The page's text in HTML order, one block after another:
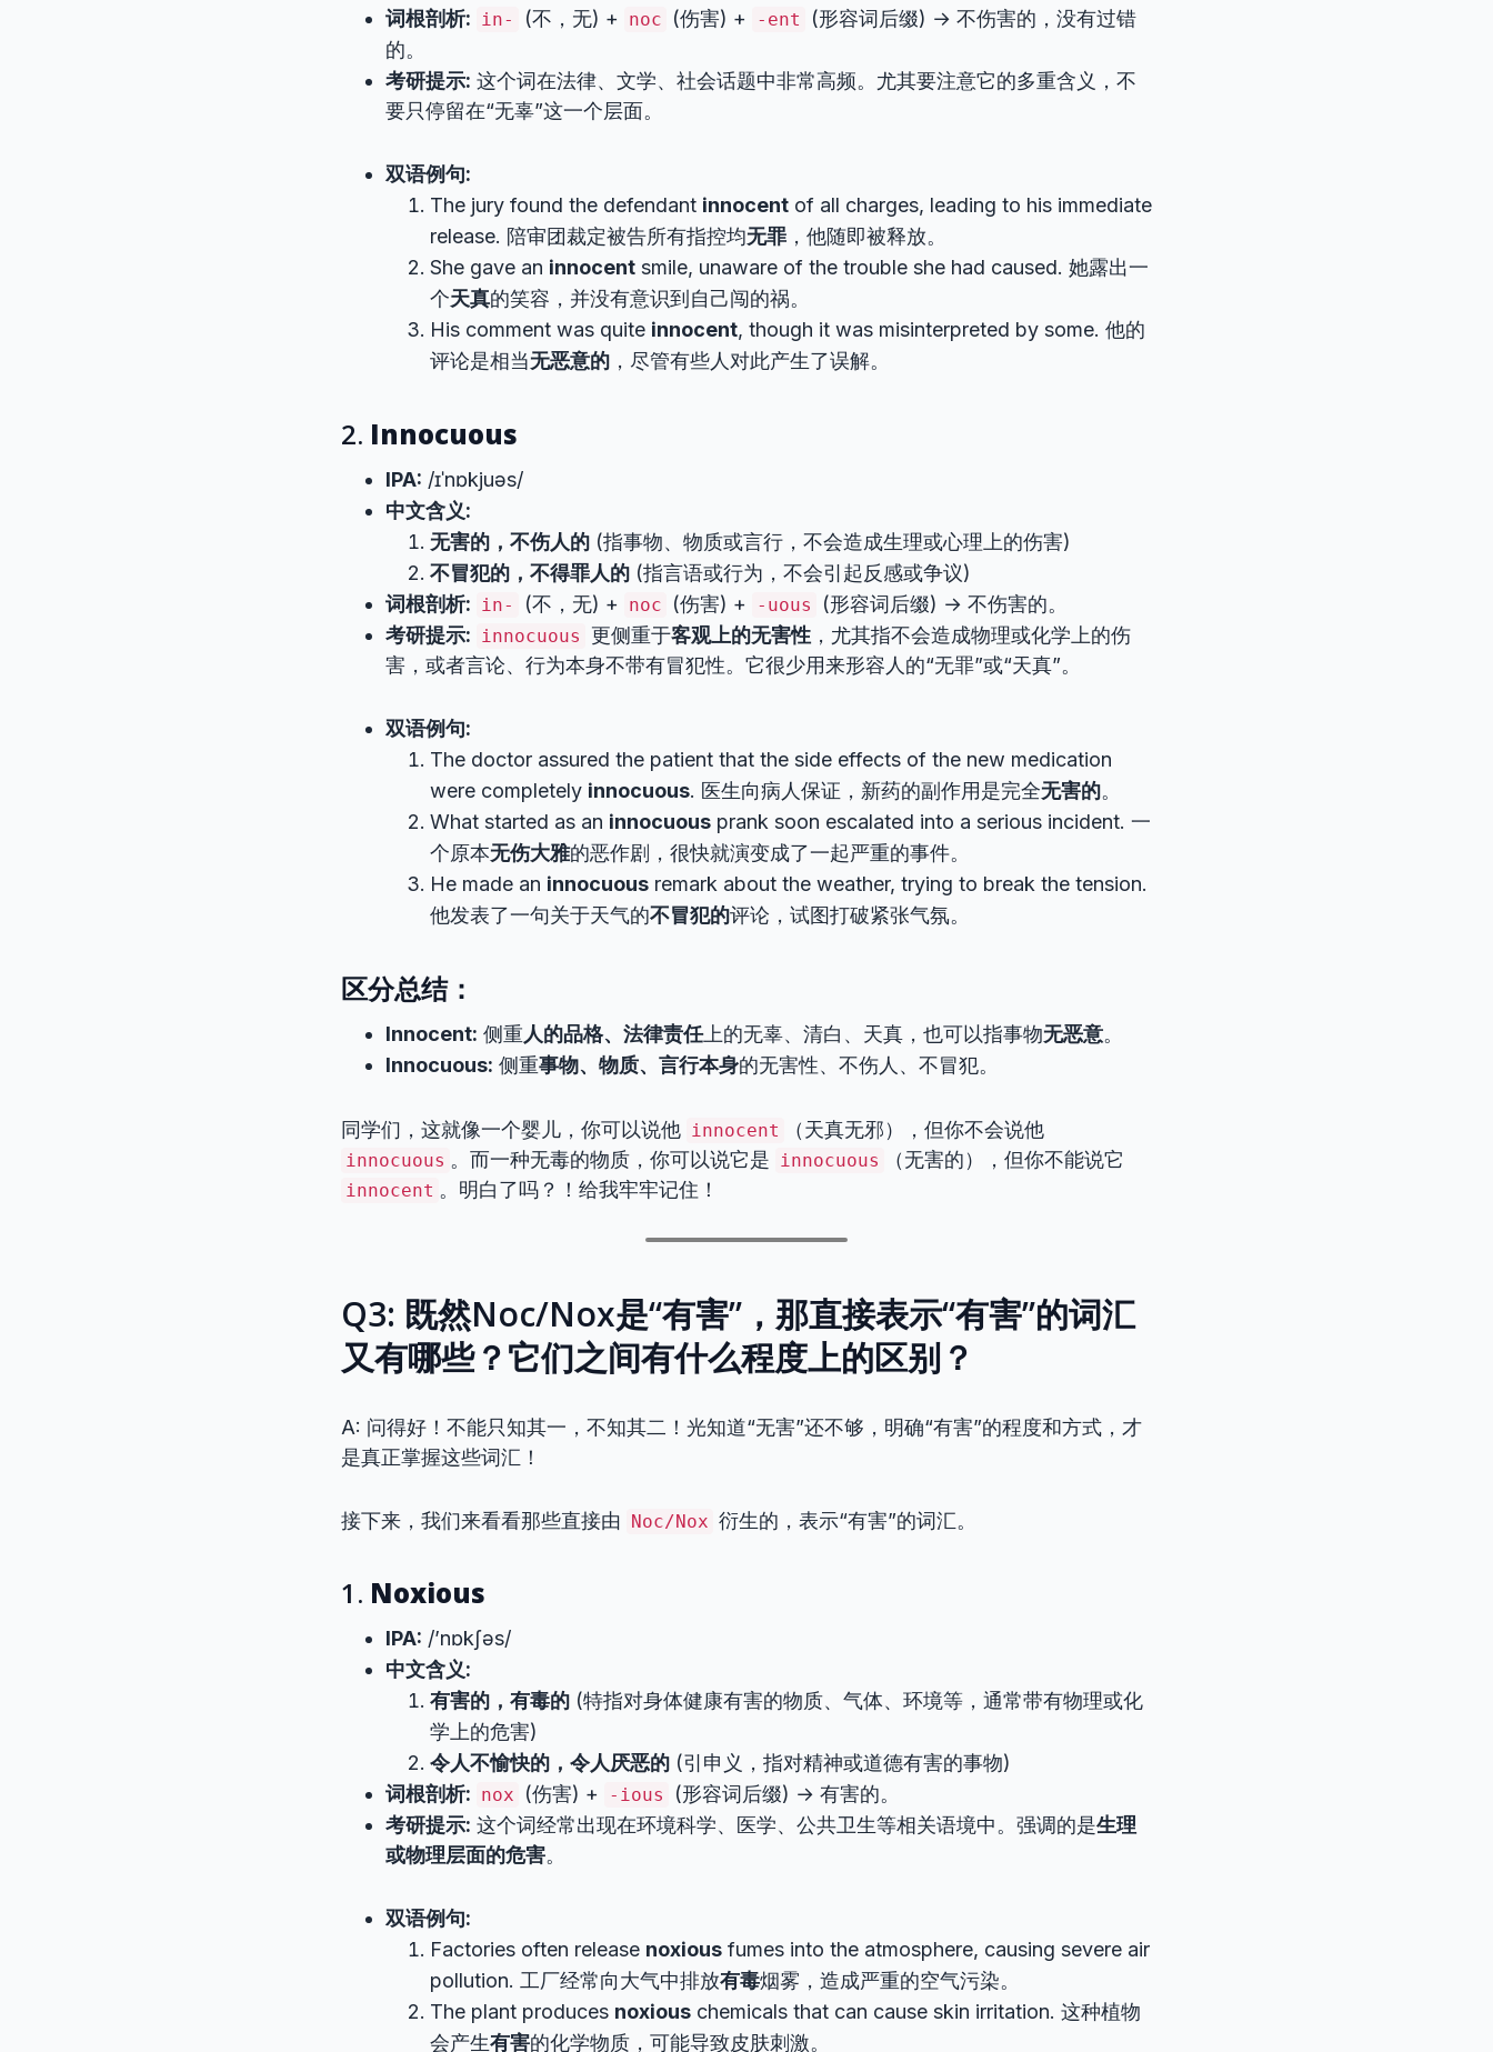
词根剖析:
in- (不，无) + noc (伤害) + -ent
(形容词后缀) → 不伤害的，没有过错
的。
考研提示: 这个词在法律、文学、社会话题中非常高频。尤其要注意它的多重含义，不
要只停留在“无辜”这一个层面。
双语例句:
The jury found the defendant innocent of all charges, leading to his immediate
release. 陪审团裁定被告所有指控均无罪 ，他随即被释放。
She gave an innocent smile, unaware of the trouble she had caused. 她露出一
个天真的笑容，并没有意识到自己闯的祸。
His comment was quite innocent, though it was misinterpreted by some. 他的
评论是相当无恶意的 ，尽管有些人对此产生了误解。
2. Innocuous
IPA: /ɪˈnɒkjuəs/
中文含义:
无害的，不伤人的 (指事物、物质或言行，不会造成生理或心理上的伤害)
不冒犯的，不得罪人的 (指言语或行为，不会引起反感或争议)
词根剖析:
in- (不，无) + noc (伤害) + -uous
(形容词后缀) → 不伤害的。
考研提示:
innocuous 更侧重于客观上的无害性 ，尤其指不会造成物理或化学上的伤
害，或者言论、行为本身不带有冒犯性。它很少用来形容人的“无罪”或“天真”。
双语例句:
The doctor assured the patient that the side effects of the new medication
were completely innocuous. 医生向病人保证，新药的副作用是完全无害的。
What started as an innocuous prank soon escalated into a serious incident. 一
个原本无伤大雅的恶作剧，很快就演变成了一起严重的事件。
He made an innocuous remark about the weather, trying to break the tension.
他发表了一句关于天气的不冒犯的评论，试图打破紧张气氛。
区分总结：
Innocent: 侧重人的品格、法律责任上的无辜、清白、天真，也可以指事物无恶意。
Innocuous: 侧重事物、物质、言行本身的无害性、不伤人、不冒犯。
同学们，这就像一个婴儿，你可以说他 innocent （天真无邪），但你不会说他
innocuous 。而一种无毒的物质，你可以说它是 innocuous （无害的），但你不能说它
innocent 。明白了吗？！给我牢牢记住！
Q3: 既然Noc/Nox是“有害”，那直接表示“有害”的词汇
又有哪些？它们之间有什么程度上的区别？
A: 问得好！不能只知其一，不知其二！光知道“无害”还不够，明确“有害”的程度和方式，才
是真正掌握这些词汇！
接下来，我们来看看那些直接由 Noc/Nox 衍生的，表示“有害”的词汇。
1. Noxious
IPA: /’nɒkʃəs/
中文含义:
有害的，有毒的 (特指对身体健康有害的物质、气体、环境等，通常带有物理或化
学上的危害)
令人不愉快的，令人厌恶的 (引申义，指对精神或道德有害的事物)
词根剖析: nox (伤害) + -ious
(形容词后缀) → 有害的。
考研提示: 这个词经常出现在环境科学、医学、公共卫生等相关语境中。强调的是生理
或物理层面的危害。
双语例句:
Factories often release noxious fumes into the atmosphere, causing severe air
pollution. 工厂经常向大气中排放有毒烟雾，造成严重的空气污染。
The plant produces noxious chemicals that can cause skin irritation. 这种植物
会产生有害的化学物质，可能导致皮肤刺激。